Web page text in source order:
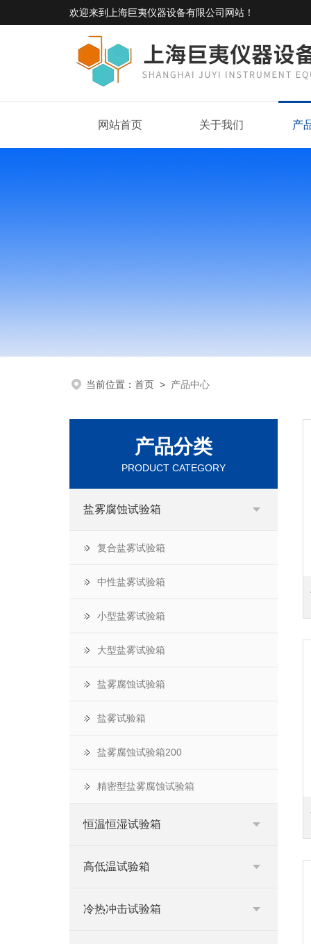
欢迎来到 上海巨夷仪器设备有限公司网站 ！
网站首页 关于我们 产
当前位置： 首页 > 产品中心
产品分类
PRODUCT CATEGORY
盐雾腐蚀试验箱
复合盐雾试验箱
中性盐雾试验箱
小型盐雾试验箱
大型盐雾试验箱
盐雾腐蚀试验箱
盐雾试验箱
盐雾腐蚀试验箱200
精密型盐雾腐蚀试验箱
恒温恒湿试验箱
高低温试验箱
冷热冲击试验箱